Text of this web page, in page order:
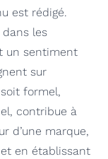
est rédigé.
dans les
un sentiment
sur
formel,
contribue à
d’une marque,
en établissant